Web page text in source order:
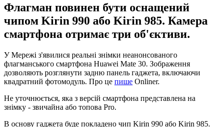
Флагман повинен бути оснащений
чипом Kirin 990 або Kirin 985. Камера
смартфона отримає три об'єктиви.
У Мережі з'явилися реальні знімки неанонсованого
флагманського смартфона Huawei Mate 30. Зображення
дозволяють розглянути задню панель гаджета, включаючи
квадратний фотомодуль. Про це пише Onliner.
Не уточнюється, яка з версій смартфона представлена ​​на
знімку - звичайна або топова Pro.
В основу гаджета буде покладено чип Kirin 990 або Kirin 985.